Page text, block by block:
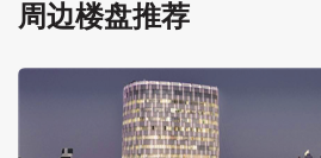
周边楼盘推荐